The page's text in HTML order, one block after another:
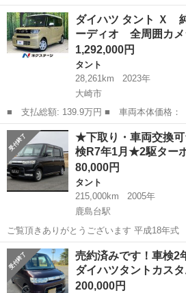
おります。 足車などにいかがでしょうか？
しているので増えます。 内外装年式相応の
のメンテナンス...
宮城 大崎市 古川駅 タント
ダイハツ タント Ｘ
ーディオ 全周囲カ
1,292,000円
タント
28,261km
2023年
大崎市
■ 支払総額: 139.9万円 ■ 車両本体価格： 1,292,000 円 ■ メーカ
ー名： ダイハツ ■ 車種名： タント ■
９型ディスプレイオーディオ 全周囲カ
動ドア ...
宮城 大崎市 タント
★下取り・車両交換
検R7年1月★2駆ター
80,000円
タント
215,000km
2005年
鹿島台駅
ご覧頂きありがとうございます 平成18年式 L350S タント カスタム
になります 車検R7年1月まで 走行約215000キロ 2駆・ターボ無し・オ
ートマになります。 過走行ですが定期メン
宮城 大崎市 鹿島台駅 タント
売約済みです！車検2
ダイハツタントカス
200,000円